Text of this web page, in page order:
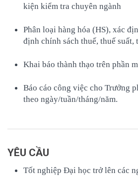
kiện kiểm tra chuyên ngành
Phân loại hàng hóa (HS), xác
định chính sách thuế, thuế suất,
Khai báo thành thạo trên phần
Báo cáo công việc cho Trưởng
theo ngày/tuần/tháng/năm.
YÊU CẦU
Tốt nghiệp Đại học trở lên các